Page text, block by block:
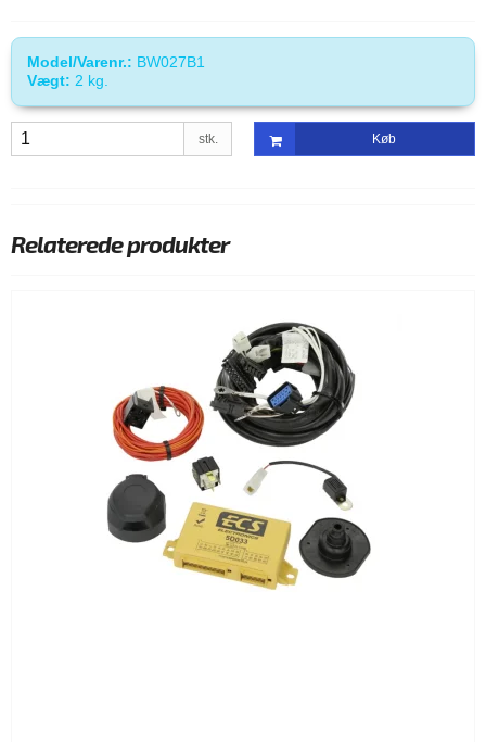
Model/Varenr.: BW027B1
Vægt: 2 kg.
stk. Køb
Relaterede produkter